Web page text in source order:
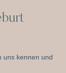
uns kennen und